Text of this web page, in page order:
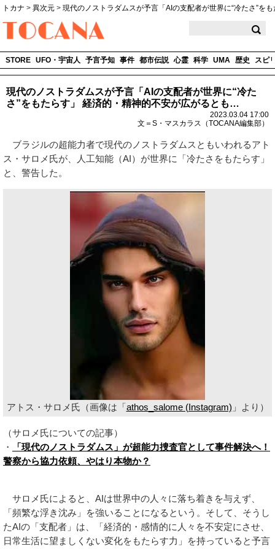
トカナ > 異次元 > 現代のノストラダムスが予言「AIの支配者が世界に“冷たさ”を
STORE UFO・宇宙人 予言予知 事件 都市伝説 心霊 科学 UMA 歴史 スピ
現代のノストラダムスが予言「AIの支配者が世界に“冷た
さ”をもたらす」 経済的・精神的不安が広がるとも…
2023.03.04 17:00
文＝S・マスカラス（TOCANA編集部）
ブラジルの超能力者で現代のノストラダムスともいわれるアト
ス・サロメ氏が、人工知能（AI）が世界に「冷たさをもたらす」
と、警告した。
アトス・サロメ氏（画像は「athos_salome (Instagram) 」より）
（サロメ氏についての記事）
・
「現代のノストラダムス」が超能力捜査官として事件解決へ！
警察から協力依頼、やはり本物か？
サロメ氏によると、AIは世界中の人々に落ち着きを与えず、
「頻繁な浮き沈み」を強いることになるという。そして、そうし
たAIの「支配者」は、「経済的・感情的に人々を不安定にさせ、
日常生活に望ましくない変化をもたらす力」を持っていると予言